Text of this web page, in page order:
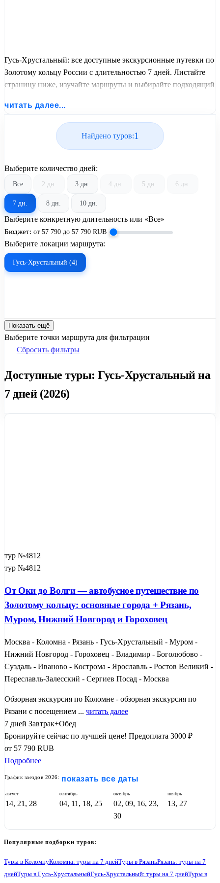
Гусь-Хрустальный: все доступные экскурсионные путевки по
Золотому кольцу России с длительностью 7 дней. Листайте
страницу ниже, изучайте маршруты и выбирайте подходящий
от United Travel Systems.
читать далее...
Найдено туров:1
Выберите количество дней:
Все 2 дн. 3 дн. 4 дн. 5 дн. 6 дн.
7 дн. 8 дн. 10 дн.
Выберите конкретную длительность или «Все»
Бюджет: от 57 790 до 57 790 RUB
Выберите локации маршрута:
Гусь-Хрустальный (4)
Показать ещё
Выберите точки маршрута для фильтрации
Сбросить фильтры
Доступные туры: Гусь-Хрустальный на
7 дней (2026)
тур №4812
тур №4812
От Оки до Волги — автобусное путешествие по
Золотому кольцу: основные города + Рязань,
Муром, Нижний Новгород и Гороховец
Москва - Коломна - Рязань - Гусь-Хрустальный - Муром -
Нижний Новгород - Гороховец - Владимир - Боголюбово -
Суздаль - Иваново - Кострома - Ярославль - Ростов Великий -
Переславль-Залесский - Сергиев Посад - Москва
Обзорная экскурсия по Коломне - обзорная экскурсия по
Рязани с посещением ... читать далее
7 дней Завтрак+Обед
Бронируйте сейчас по лучшей цене! Предоплата 3000 ₽
от 57 790 RUB
Подробнее
График заездов 2026: показать все даты
август
14, 21, 28
сентябрь
04, 11, 18, 25
октябрь
02, 09, 16, 23,
30
ноябрь
13, 27
Популярные подборки туров:
Туры в КоломнуКоломна: туры на 7 днейТуры в РязаньРязань: туры на 7
днейТуры в Гусь-ХрустальныйГусь-Хрустальный: туры на 7 днейТуры в